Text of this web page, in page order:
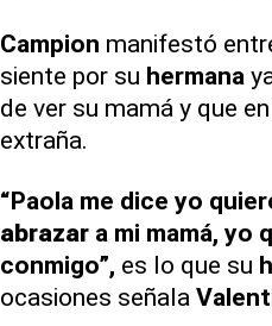
Campion manifestó
siente por su hermana
de ver su mamá y que
extraña.
“Paola me dice yo
abrazara mi mamá, yo
conmigo”, es lo que su
ocasiones señala